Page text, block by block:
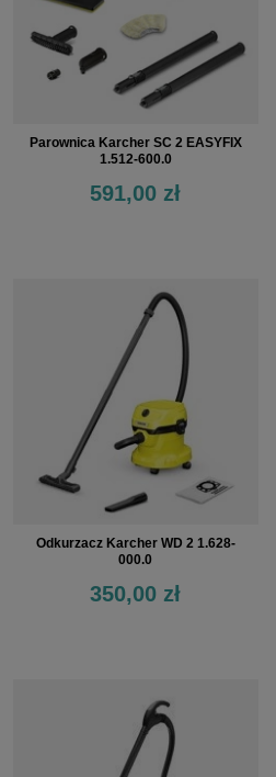
Parownica Karcher SC 2 EASYFIX
1.512-600.0
591,00 zł
Odkurzacz Karcher WD 2 1.628-
000.0
350,00 zł